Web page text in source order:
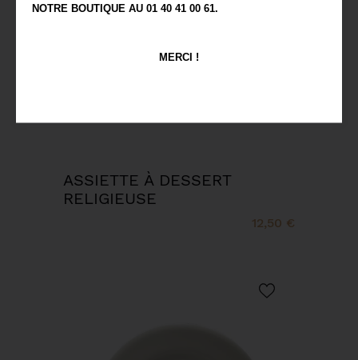
NOTRE BOUTIQUE AU 01 40 41 00 61.
MERCI !
ASSIETTE À DESSERT
RELIGIEUSE
12,50 €